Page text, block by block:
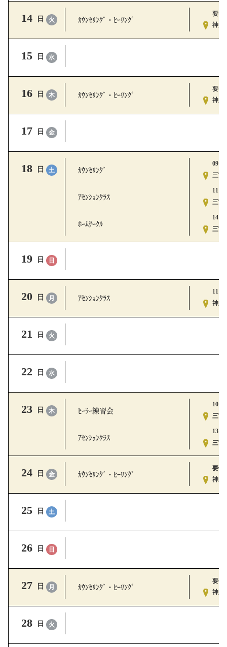
14 日 火 ｶｳﾝｾﾘﾝｸﾞ・ﾋｰﾘﾝｸﾞ
要予
神戸
15 日 水
16 日 木 ｶｳﾝｾﾘﾝｸﾞ・ﾋｰﾘﾝｸﾞ
要予
神戸
17 日 金
18 日 土 ｶｳﾝｾﾘﾝｸﾞ
三宮
ｱｾﾝｼｮﾝｸﾗｽ
三宮
ﾎｰﾑｻｰｸﾙ
三宮
19 日 日
20 日 月 ｱｾﾝｼｮﾝｸﾗｽ
神戸
21 日 火
22 日 水
23 日 木 ﾋｰﾗｰ練習会
三宮
ｱｾﾝｼｮﾝｸﾗｽ
三宮
24 日 金 ｶｳﾝｾﾘﾝｸﾞ・ﾋｰﾘﾝｸﾞ
要予
神戸
25 日 土
26 日 日
27 日 月 ｶｳﾝｾﾘﾝｸﾞ・ﾋｰﾘﾝｸﾞ
要予
神戸
28 日 火